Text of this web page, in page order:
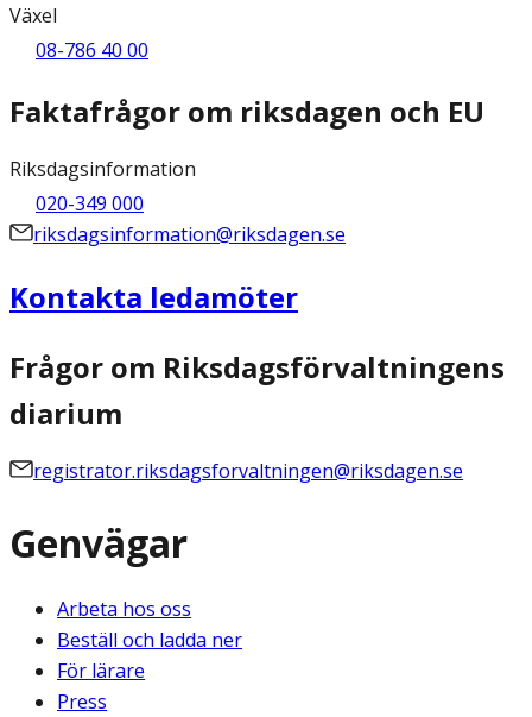
Växel
08-786 40 00
Faktafrågor om riksdagen och EU
Riksdagsinformation
020-349 000
riksdagsinformation@riksdagen.se
Kontakta ledamöter
Frågor om Riksdagsförvaltningens
diarium
registrator.riksdagsforvaltningen@riksdagen.se
Genvägar
Arbeta hos oss
Beställ och ladda ner
För lärare
Press